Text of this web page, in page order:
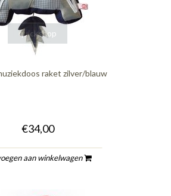
quickshop
raket zilver/blauw
€34,00
aan winkelwagen